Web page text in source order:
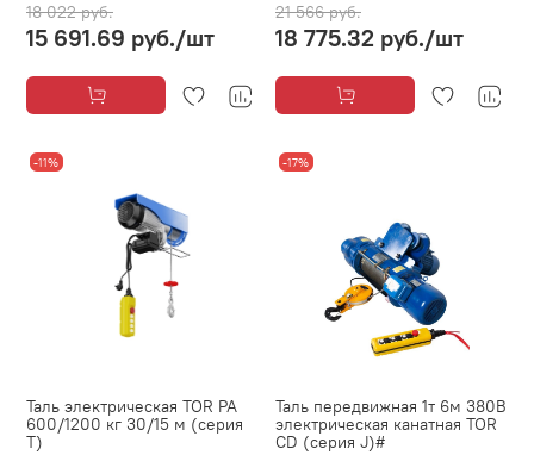
18 022 руб.
15 691.69 руб./шт
21 566 руб.
18 775.32 руб./шт
-11%
Таль электрическая TOR PA
600/1200 кг 30/15 м (серия
T)
-17%
Таль передвижная 1т 6м 380В
электрическая канатная TOR
CD (серия J)#